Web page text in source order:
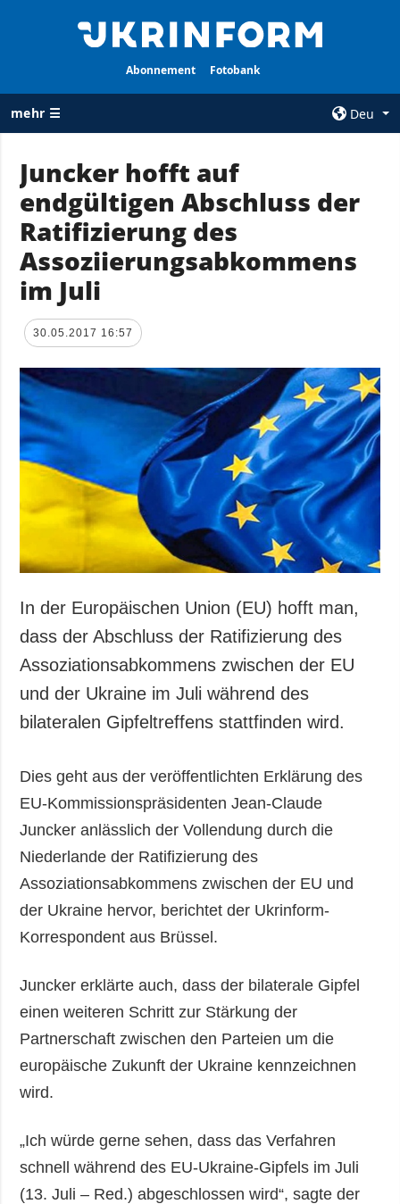
Abonnement Fotobank
mehr ☰
Deu
ALLE
RUBRIKEN
Krieg
Wiederaufbau
der Ukraine
Politik
Wirtschaft
Militär
Gesellschaft und
Kultur
Sport
Kriminalität
Notstand und
Notfälle
AGENTUR
Kontakte
personenbezogener
Daten
ZUSÄTZLICH
Veröffentlichungen
Interview
Fotos
Video
LEISTUNGEN
Abonnement
Fotobank
Juncker hofft auf
endgültigen Abschluss der
Ratifizierung des
Assoziierungsabkommens
im Juli
30.05.2017 16:57
In der Europäischen Union (EU) hofft man,
dass der Abschluss der Ratifizierung des
Assoziationsabkommens zwischen der EU
und der Ukraine im Juli während des
bilateralen Gipfeltreffens stattfinden wird.
Dies geht aus der veröffentlichten Erklärung des
EU-Kommissionspräsidenten Jean-Claude
Juncker anlässlich der Vollendung durch die
Niederlande der Ratifizierung des
Assoziationsabkommens zwischen der EU und
der Ukraine hervor, berichtet der Ukrinform-
Korrespondent aus Brüssel.
Juncker erklärte auch, dass der bilaterale Gipfel
einen weiteren Schritt zur Stärkung der
Partnerschaft zwischen den Parteien um die
europäische Zukunft der Ukraine kennzeichnen
wird.
„Ich würde gerne sehen, dass das Verfahren
schnell während des EU-Ukraine-Gipfels im Juli
(13. Juli – Red.) abgeschlossen wird“, sagte der